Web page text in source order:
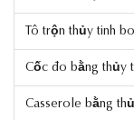
Tô trộn thủy tinh
Cốc đo bằng thủy
Casserole bằng